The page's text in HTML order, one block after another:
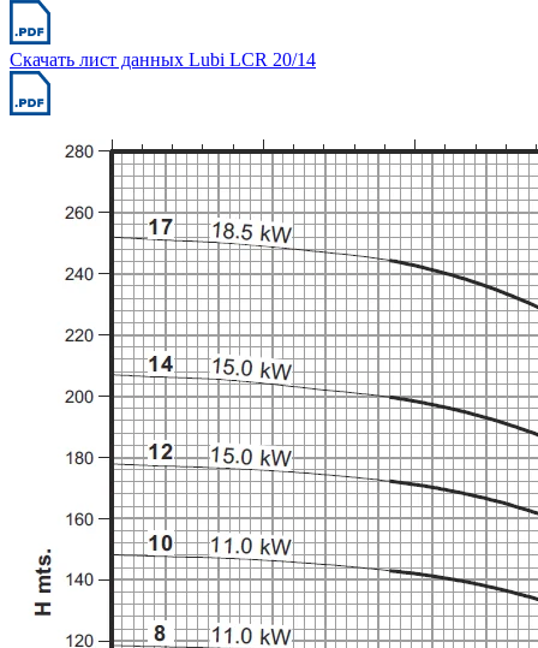
Скачать лист данных Lubi LCR 20/14